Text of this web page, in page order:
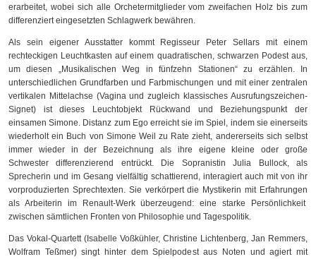
erarbeitet, wobei sich alle Orchetermitglieder vom zweifachen Holz bis zum
differenziert eingesetzten Schlagwerk bewähren.
Als sein eigener Ausstatter kommt Regisseur Peter Sellars mit einem
rechteckigen Leuchtkasten auf einem quadratischen, schwarzen Podest aus,
um diesen „Musikalischen Weg in fünfzehn Stationen“ zu erzählen. In
unterschiedlichen Grundfarben und Farbmischungen und mit einer zentralen
vertikalen Mittelachse (Vagina und zugleich klassisches Ausrufungszeichen-
Signet) ist dieses Leuchtobjekt Rückwand und Beziehungspunkt der
einsamen Simone. Distanz zum Ego erreicht sie im Spiel, indem sie einerseits
wiederholt ein Buch von Simone Weil zu Rate zieht, andererseits sich selbst
immer wieder in der Bezeichnung als ihre eigene kleine oder große
Schwester differenzierend entrückt. Die Sopranistin Julia Bullock, als
Sprecherin und im Gesang vielfältig schattierend, interagiert auch mit von ihr
vorproduzierten Sprechtexten. Sie verkörpert die Mystikerin mit Erfahrungen
als Arbeiterin im Renault-Werk überzeugend: eine starke Persönlichkeit
zwischen sämtlichen Fronten von Philosophie und Tagespolitik.
Das Vokal-Quartett (Isabelle Voßkühler, Christine Lichtenberg, Jan Remmers,
Wolfram Teßmer) singt hinter dem Spielpodest aus Noten und agiert mit